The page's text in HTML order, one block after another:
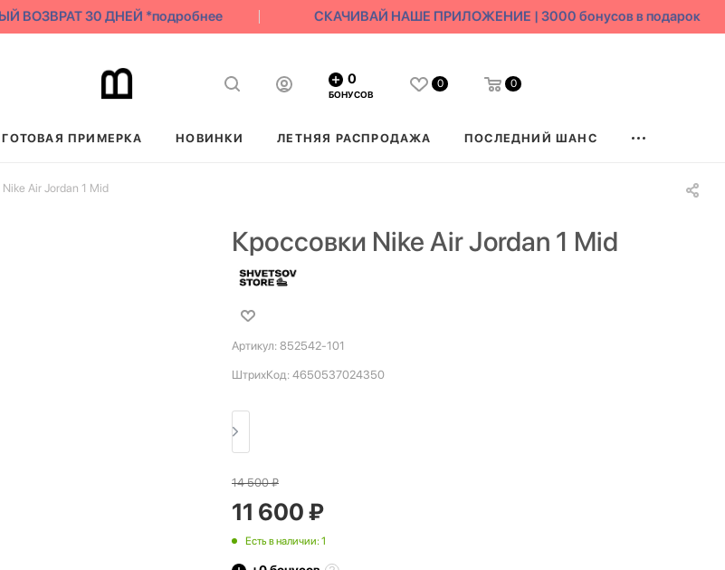
ВОЗВРАТ 30 ДНЕЙ *подробнее СКАЧИВАЙ НАШЕ ПРИЛОЖЕНИЕ | 3000 бонусов в подарок
0
БОНУСОВ
0 0
ГОТОВАЯ ПРИМЕРКА НОВИНКИ ЛЕТНЯЯ РАСПРОДАЖА ПОСЛЕДНИЙ ШАНС
Air Jordan 1 Mid
Кроссовки Nike Air Jordan 1 Mid
Артикул: 852542-101
ШтрихКод: 4650537024350
14 500₽
11 600₽
Есть в наличии: 1